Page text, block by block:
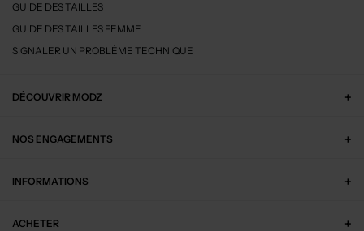
GUIDE DES TAILLES
GUIDE DES TAILLES FEMME
SIGNALER UN PROBLÈME TECHNIQUE
DÉCOUVRIR MODZ
NOS ENGAGEMENTS
INFORMATIONS
ACHETER